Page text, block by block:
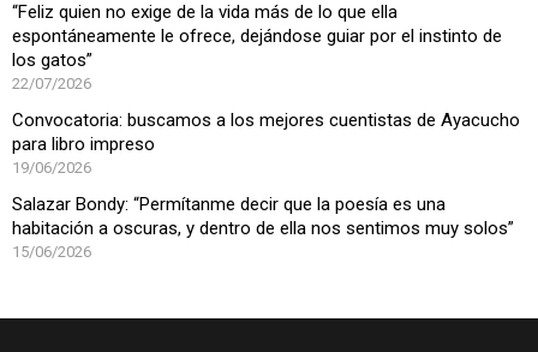
“Feliz quien no exige de la vida más de lo que ella
espontáneamente le ofrece, dejándose guiar por el instinto de
los gatos”
22/07/2026
Convocatoria: buscamos a los mejores cuentistas de Ayacucho
para libro impreso
19/06/2026
Salazar Bondy: “Permítanme decir que la poesía es una
habitación a oscuras, y dentro de ella nos sentimos muy solos”
15/06/2026